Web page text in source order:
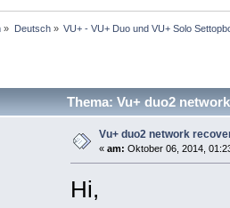
» Deutsch» VU+ - VU+ Duo und VU+ Solo
Thema: Vu+ duo2
Vu+ duo2 network
« am: Oktober 06, 2014,
Hi,